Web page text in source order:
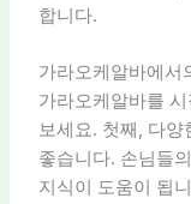
합니다.
가라오케알바에서
가라오케알바를
보세요. 첫째, 다양
좋습니다. 손님들
지식이 도움이 됩